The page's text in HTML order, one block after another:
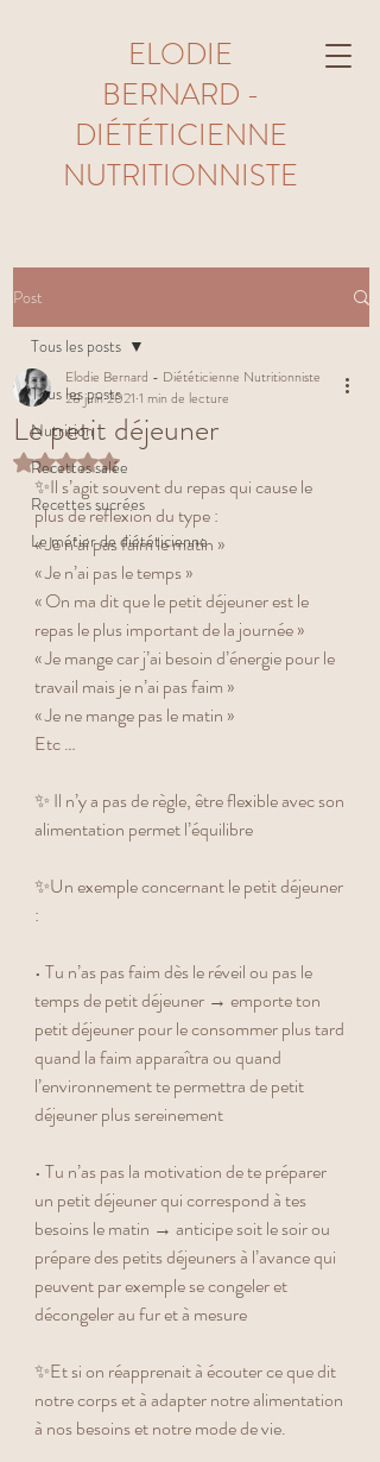
ELODIE
BERNARD -
DIÉTÉTICIENNE
NUTRITIONNISTE
Post
Tous les posts
Nutrition
Recettes salée
Recettes sucrées
Le métier de diététicienne
Tous les posts
Le petit déjeuner
Elodie Bernard - Diététicienne Nutritionniste
28 juin 2021 1 min de lecture
Noté NaN étoiles sur 5.
✨Il s’agit souvent du repas qui cause le
plus de réflexion du type :
« Je n’ai pas faim le matin »
« Je n’ai pas le temps »
« On ma dit que le petit déjeuner est le
repas le plus important de la journée »
« Je mange car j’ai besoin d’énergie pour le
travail mais je n’ai pas faim »
« Je ne mange pas le matin »
Etc …
✨ Il n’y a pas de règle, être flexible avec son
alimentation permet l’équilibre
✨Un exemple concernant le petit déjeuner
:
• Tu n’as pas faim dès le réveil ou pas le
temps de petit déjeuner → emporte ton
petit déjeuner pour le consommer plus tard
quand la faim apparaîtra ou quand
l’environnement te permettra de petit
déjeuner plus sereinement
• Tu n’as pas la motivation de te préparer
un petit déjeuner qui correspond à tes
besoins le matin → anticipe soit le soir ou
prépare des petits déjeuners à l’avance qui
peuvent par exemple se congeler et
décongeler au fur et à mesure
✨Et si on réapprenait à écouter ce que dit
notre corps et à adapter notre alimentation
à nos besoins et notre mode de vie.